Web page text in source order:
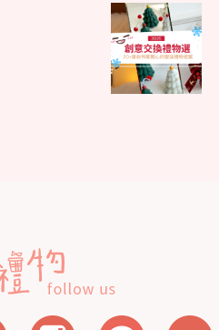
文
章
導
覽
Parent
post: